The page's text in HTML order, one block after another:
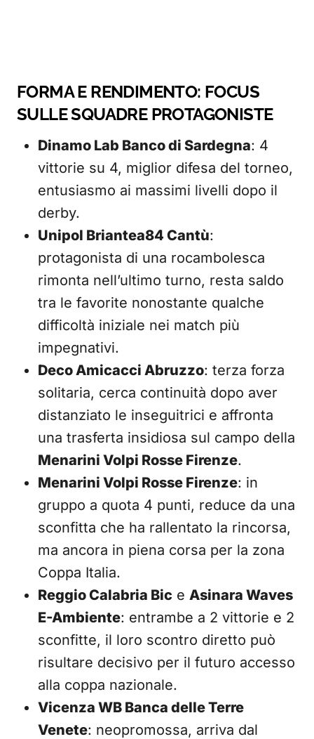
FORMA E RENDIMENTO: FOCUS
SULLE SQUADRE PROTAGONISTE
Dinamo Lab Banco di Sardegna: 4
vittorie su 4, miglior difesa del torneo,
entusiasmo ai massimi livelli dopo il
derby.
Unipol Briantea84 Cantù:
protagonista di una rocambolesca
rimonta nell’ultimo turno, resta saldo
tra le favorite nonostante qualche
difficoltà iniziale nei match più
impegnativi.
Deco Amicacci Abruzzo: terza forza
solitaria, cerca continuità dopo aver
distanziato le inseguitrici e affronta
una trasferta insidiosa sul campo della
Menarini Volpi Rosse Firenze.
Menarini Volpi Rosse Firenze: in
gruppo a quota 4 punti, reduce da una
sconfitta che ha rallentato la rincorsa,
ma ancora in piena corsa per la zona
Coppa Italia.
Reggio Calabria Bic e Asinara Waves
E-Ambiente: entrambe a 2 vittorie e 2
sconfitte, il loro scontro diretto può
risultare decisivo per il futuro accesso
alla coppa nazionale.
Vicenza WB Banca delle Terre
Venete: neopromossa, arriva dal